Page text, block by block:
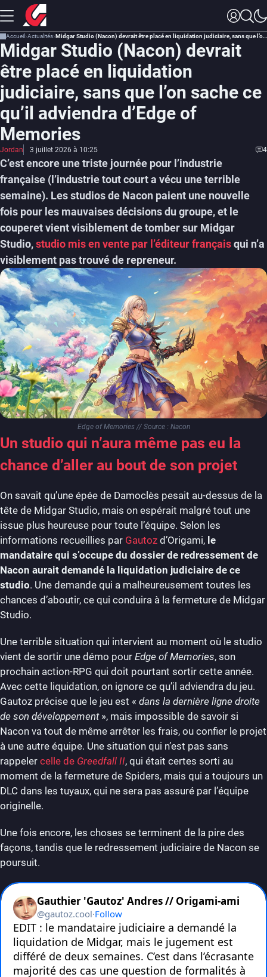
Accueil Actualités Midgar Studio (Nacon) devrait être placé en liquidation judiciaire, sans que l’on sache ce qu’il adviendra d’Edge of Memories
Midgar Studio (Nacon) devrait
être placé en liquidation
judiciaire, sans que l’on sache ce
qu’il adviendra d’Edge of
Memories
Jordan 3 juillet 2026 à 10:25 4
C’est encore une triste journée pour l’industrie
française (l’industrie tout court a vécu une terrible
semaine). Les studios de Nacon paient une nouvelle
fois pour les mauvaises décisions du groupe, et le
couperet vient visiblement de tomber sur Midgar
Studio,studio mis en vente par l’éditeur françaisqui n’a
visiblement pas trouvé de repreneur.
Edge of Memories // Source : Nacon
Un studio qui n’aura même pas eu la
chance d’aller au bout de son projet
On savait qu’une épée de Damoclès pesait au-dessus de la
tête de Midgar Studio, mais on espérait malgré tout une
issue plus heureuse pour toute l’équipe. Selon les
informations recueillies par Gautoz d’Origami, le
mandataire qui s’occupe du dossier de redressement de
Nacon aurait demandé la liquidation judiciaire de ce
studio. Une demande qui a malheureusement toutes les
chances d’aboutir, ce qui conduira à la fermeture de Midgar
Studio.
Une terrible situation qui intervient au moment où le studio
vient de sortir une démo pour Edge of Memories, son
prochain action-RPG qui doit pourtant sortir cette année.
Avec cette liquidation, on ignore ce qu’il adviendra du jeu.
Gautoz précise que le jeu est « dans la dernière ligne droite
de son développement», mais impossible de savoir si
Nacon va tout de même arrêter les frais, ou confier le projet
à une autre équipe. Une situation qui n’est pas sans
rappeler celle de Greedfall II, qui était certes sorti au
moment de la fermeture de Spiders, mais qui a toujours un
DLC dans les tuyaux, qui ne sera pas assuré par l’équipe
originelle.
Une fois encore, les choses se terminent de la pire des
façons, tandis que le redressement judiciaire de Nacon se
poursuit.